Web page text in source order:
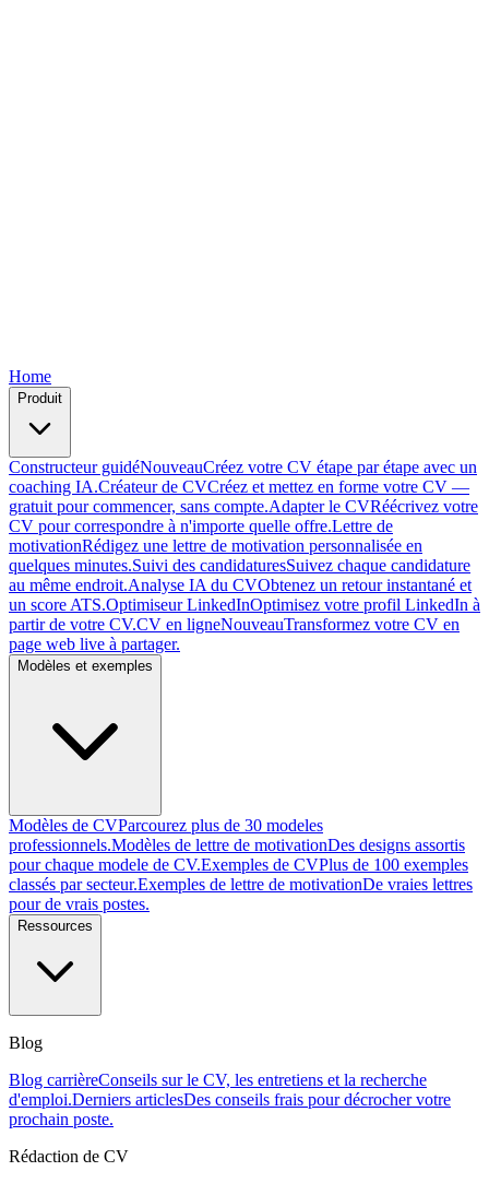
Home
Produit
Constructeur guidéNouveauCréez votre CV étape par étape avec un
coaching IA.Créateur de CVCréez et mettez en forme votre CV —
gratuit pour commencer, sans compte.Adapter le CVRéécrivez votre
CV pour correspondre à n'importe quelle offre.Lettre de
motivationRédigez une lettre de motivation personnalisée en
quelques minutes.Suivi des candidaturesSuivez chaque candidature
au même endroit.Analyse IA du CVObtenez un retour instantané et
un score ATS.Optimiseur LinkedInOptimisez votre profil LinkedIn à
partir de votre CV.CV en ligneNouveauTransformez votre CV en
page web live à partager.
Modèles et exemples
Modèles de CVParcourez plus de 30 modeles
professionnels.Modèles de lettre de motivationDes designs assortis
pour chaque modele de CV.Exemples de CVPlus de 100 exemples
classés par secteur.Exemples de lettre de motivationDe vraies lettres
pour de vrais postes.
Ressources
Blog
Blog carrièreConseils sur le CV, les entretiens et la recherche
d'emploi.Derniers articlesDes conseils frais pour décrocher votre
prochain poste.
Rédaction de CV